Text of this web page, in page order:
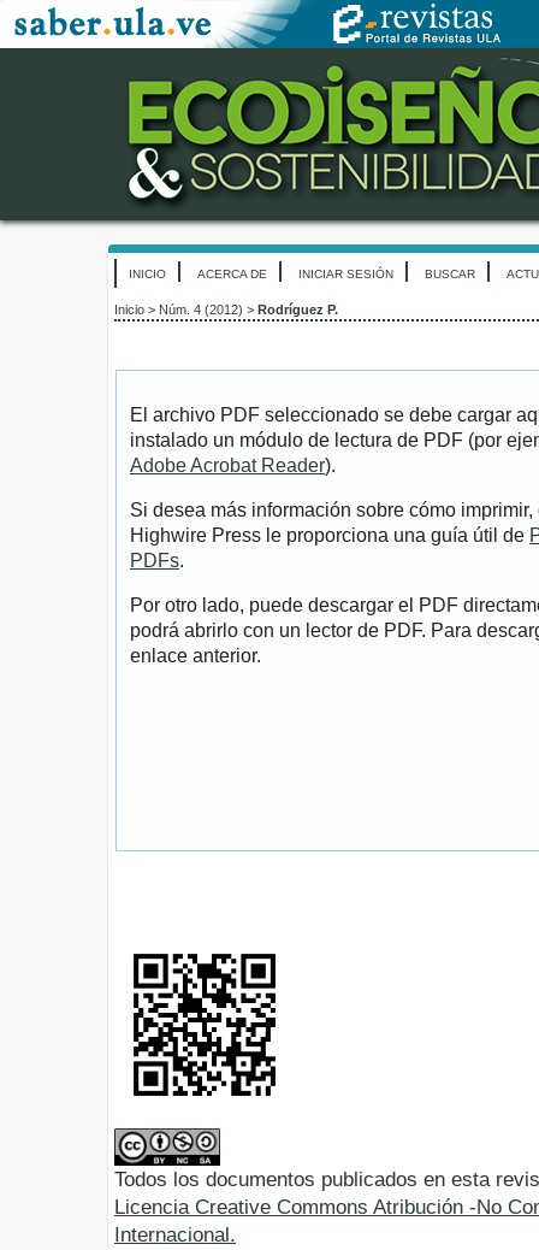
INICIO ACERCA DE INICIAR SESIÓN BUSCAR
Inicio > Núm. 4 (2012) > Rodríguez P.
El archivo PDF seleccionado se debe cargar
instalado un módulo de lectura de PDF (por
Adobe Acrobat Reader).
Si desea más información sobre cómo
Highwire Press le proporciona una guía útil de
PDFs.
Por otro lado, puede descargar el PDF
podrá abrirlo con un lector de PDF. Para
enlace anterior.
Todos los documentos publicados en esta
Licencia Creative Commons Atribución -No
Internacional.